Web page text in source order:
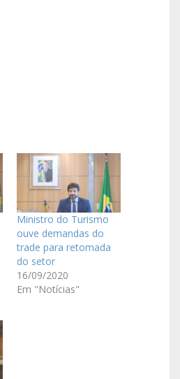
Ministro do Turismo
ouve demandas do
trade para retomada
do setor
16/09/2020
Em "Notícias"